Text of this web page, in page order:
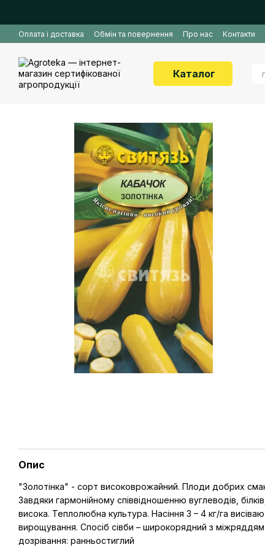
Оплата і доставка Обмін та повернення Про нас Контакти
Каталог
Опис
"Золотінка" - сорт високоврожайний. Плоди добрих
Завдяки гармонійному співвідношенню вуглеводів,
висока. Теплолюбна культура. Насіння 3 – 4 кг/га
вирощування. Спосіб сівби – широкорядний з
дозрівання: ранньостиглий